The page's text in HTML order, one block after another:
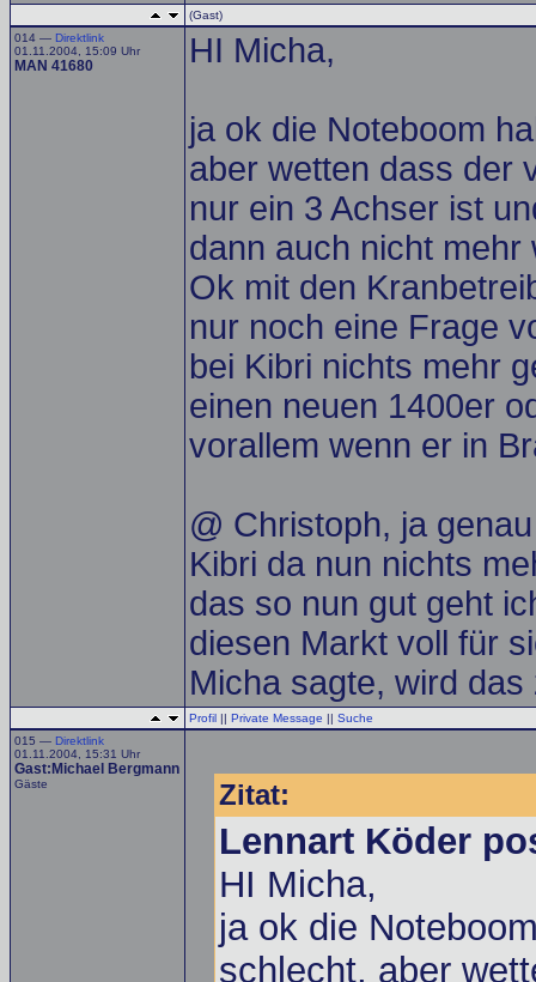
(Gast)
014 — Direktlink
01.11.2004, 15:09 Uhr
MAN 41680 HI Micha,
ja ok die Noteboom
aber wetten dass der
nur ein 3 Achser ist
dann auch nicht
Ok mit den
nur noch eine Frage
bei Kibri nichts mehr
einen neuen 1400er
vorallem wenn er in
@ Christoph, ja
Kibri da nun nichts
das so nun gut geht
diesen Markt voll für
Micha sagte, wird
Profil || Private Message || Suche
015 — Direktlink
01.11.2004, 15:31 Uhr
Gast:Michael Bergmann
Gäste Zitat:
Lennart Köder
HI Micha,
ja ok die
schlecht, aber